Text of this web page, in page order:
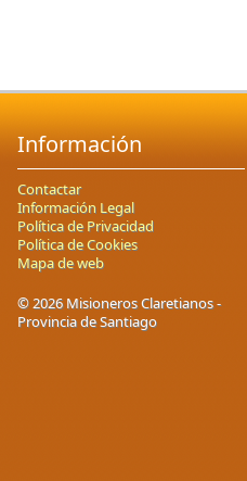
Información
Contactar
Información Legal
Política de Privacidad
Política de Cookies
Mapa de web
© 2026 Misioneros Claretianos -
Provincia de Santiago